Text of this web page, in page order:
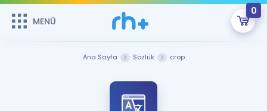
MENÜ
0
Sepetin Şu An Boş.
MENÜ
Ana Sayfa Sözlük crop